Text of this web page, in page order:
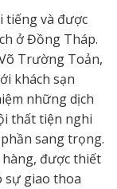
tiếng và được
ở Đồng Tháp.
Trường Toản,
khách sạn
những dịch
thất tiện nghi
sang trọng.
hàng, được thiết
sự giao thoa